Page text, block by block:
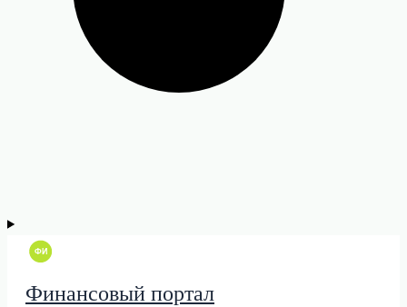
Финансовый портал